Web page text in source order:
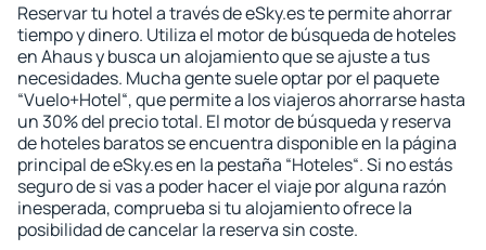
Reservar tu hotel a través de eSky.es te permite ahorrar
tiempo y dinero. Utiliza el motor de búsqueda de hoteles
en Ahaus y busca un alojamiento que se ajuste a tus
necesidades. Mucha gente suele optar por el paquete
“Vuelo+Hotel“, que permite a los viajeros ahorrarse hasta
un 30% del precio total. El motor de búsqueda y reserva
de hoteles baratos se encuentra disponible en la página
principal de eSky.es en la pestaña “Hoteles“. Si no estás
seguro de si vas a poder hacer el viaje por alguna razón
inesperada, comprueba si tu alojamiento ofrece la
posibilidad de cancelar la reserva sin coste.